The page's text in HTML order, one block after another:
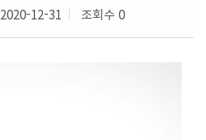
2020-12-31 조회수 0